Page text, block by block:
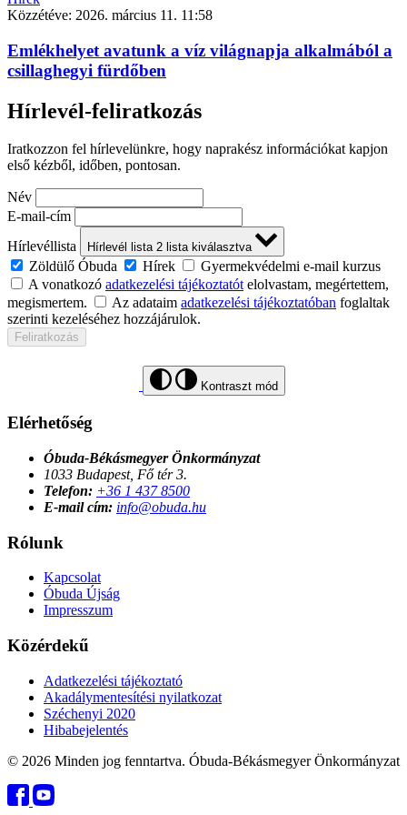
Közzétéve: 2026. március 11. 11:58
Emlékhelyet avatunk a víz világnapja alkalmából a
csillaghegyi fürdőben
Hírlevél-feliratkozás
Iratkozzon fel hírlevelünkre, hogy naprakész információkat kapjon
első kézből, időben, pontosan.
Név
E-mail-cím
Hírlevéllista
Hírlevél lista 2 lista kiválasztva
Zöldülő Óbuda Hírek
Gyermekvédelmi e-mail kurzus
A vonatkozó adatkezelési tájékoztatótelolvastam, megértettem,
megismertem.
Az adataim adatkezelési tájékoztatóban foglaltak
szerinti kezeléséhez hozzájárulok.
Feliratkozás
Kontraszt mód
Elérhetőség
Óbuda-Békásmegyer Önkormányzat
1033 Budapest, Fő tér 3.
Telefon: +36 1 437 8500
E-mail cím: info@obuda.hu
Rólunk
Kapcsolat
Óbuda Újság
Impresszum
Közérdekű
Adatkezelési tájékoztató
Akadálymentesítési nyilatkozat
Széchenyi 2020
Hibabejelentés
© 2026 Minden jog fenntartva. Óbuda-Békásmegyer Önkormányzat